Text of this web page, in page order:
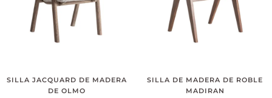
SILLA JACQUARD DE MADERA
DE OLMO
SILLA DE MADERA DE ROBLE
MADIRAN